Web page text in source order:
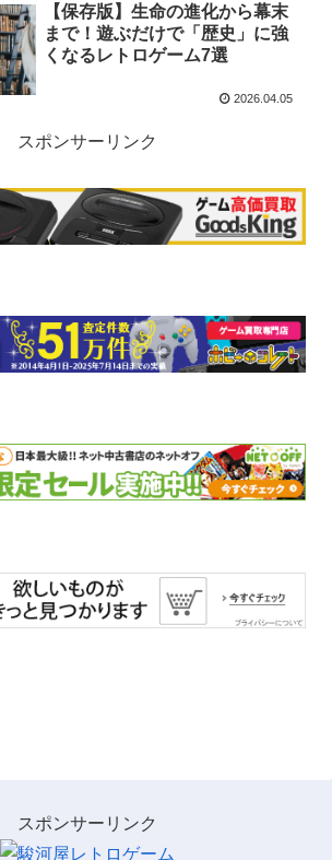
【保存版】生命の進化から幕末
まで！遊ぶだけで「歴史」に強
くなるレトロゲーム7選
2026.04.05
スポンサーリンク
スポンサーリンク